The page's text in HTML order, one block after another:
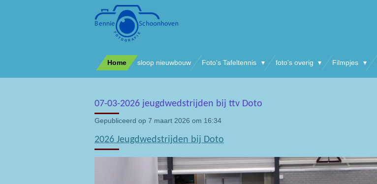
Home
sloop nieuwbouw Foto's Tafeltennis foto's overig Filmpjes
07-03-2026 jeugdwedstrijden bij ttv Doto
Gepubliceerd op 7 maart 2026 om 16:34
2026 Jeugdwedstrijden bij Doto